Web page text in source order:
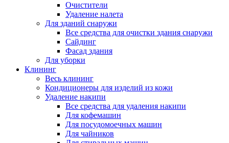
Очистители
Удаление налета
Для зданий снаружи
Все средства для очистки здания снаружи
Сайдинг
Фасад здания
Для уборки
Клининг
Весь клининг
Кондиционеры для изделий из кожи
Удаление накипи
Все средства для удаления накипи
Для кофемашин
Для посудомоечных машин
Для чайников